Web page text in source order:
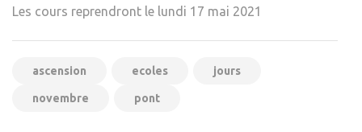
Les cours reprendront le lundi 17 mai 2021
ascension ecoles jours
novembre pont